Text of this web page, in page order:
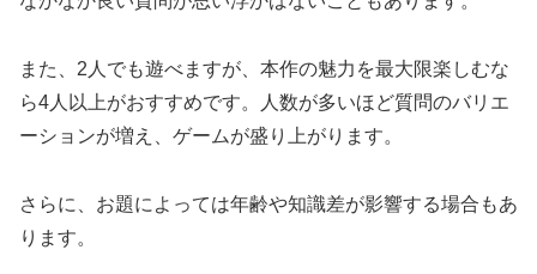
また、2人でも遊べますが、本作の魅力を最大限楽しむな
ら4人以上がおすすめです。人数が多いほど質問のバリエ
ーションが増え、ゲームが盛り上がります。
さらに、お題によっては年齢や知識差が影響する場合もあ
ります。